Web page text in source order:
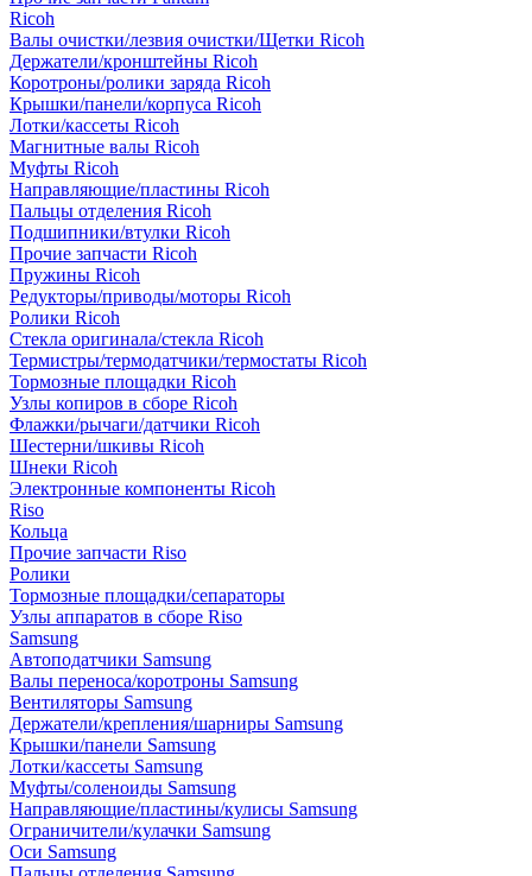
Ricoh
Валы очистки/лезвия очистки/Щетки Ricoh
Держатели/кронштейны Ricoh
Коротроны/ролики заряда Ricoh
Крышки/панели/корпуса Ricoh
Лотки/кассеты Ricoh
Магнитные валы Ricoh
Муфты Ricoh
Направляющие/пластины Ricoh
Пальцы отделения Ricoh
Подшипники/втулки Ricoh
Прочие запчасти Ricoh
Пружины Ricoh
Редукторы/приводы/моторы Ricoh
Ролики Ricoh
Стекла оригинала/стекла Ricoh
Термистры/термодатчики/термостаты Ricoh
Тормозные площадки Ricoh
Узлы копиров в сборе Ricoh
Флажки/рычаги/датчики Ricoh
Шестерни/шкивы Ricoh
Шнеки Ricoh
Электронные компоненты Ricoh
Riso
Кольца
Прочие запчасти Riso
Ролики
Тормозные площадки/сепараторы
Узлы аппаратов в сборе Riso
Samsung
Автоподатчики Samsung
Валы переноса/коротроны Samsung
Вентиляторы Samsung
Держатели/крепления/шарниры Samsung
Крышки/панели Samsung
Лотки/кассеты Samsung
Муфты/соленоиды Samsung
Направляющие/пластины/кулисы Samsung
Ограничители/кулачки Samsung
Оси Samsung